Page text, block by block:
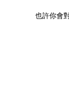
也許你會